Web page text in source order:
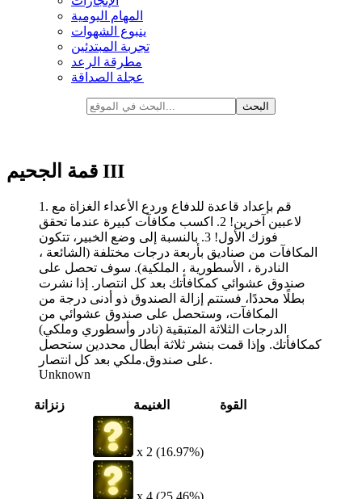
المهام اليومية
ينبوع الشهوات
تجربة المبتدئين
مطرقة الرعد
عجلة الصداقة
قمة الجحيم III
1. قم بإعداد قاعدة للدفاع وردع الأعداء الغزاة مع
لاعبين آخرين! 2. اكسب مكافآت كبيرة عندما تحقق
فوزك الأول! 3. بالنسبة إلى وضع الخبير، تتكون
المكافآت من صناديق بأربعة درجات مختلفة (الشائعة ،
النادرة ، الأسطورية ، الملكية). سوف تحصل على
صندوق عشوائي كمكافأتك بعد كل انتصار. إذا نشرت
بطلًا محددًا، فستتم إزالة الصندوق ذو أدنى درجة من
المكافآت، وستحصل على صندوق عشوائي من
الدرجات الثلاثة المتبقية (نادر وأسطوري وملكي)
كمكافأتك. وإذا قمت بنشر ثلاثة أبطال محددين ستحصل
على صندوق.ملكي بعد كل انتصار.
Unknown
زنزانة الغنيمة القوة
x 2 (16.97%)